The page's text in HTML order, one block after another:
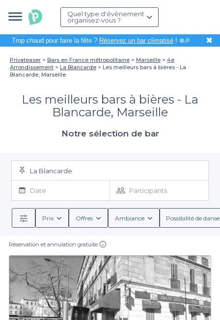
Quel type d'évènement
organisez-vous ?
Trop chaud pour faire la fête ? Réservez un bar climatisé! ❄️🎉 ✖
Privateaser Bars en France métropolitaine Marseille
4e
Arrondissement
La Blancarde
Les meilleurs bars à bières - La
Blancarde, Marseille
Les meilleurs bars à bières - La
Blancarde, Marseille
Notre sélection de bar
La Blancarde
Date Participants
Prix Offres Ambiance Possibilité de
Réservation et annulation gratuite